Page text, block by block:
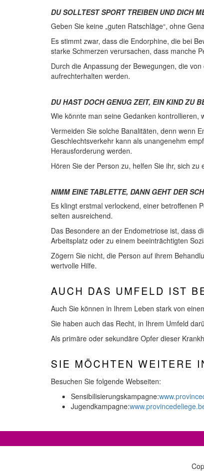
DU SOLLTEST SPORT TREIBEN UND DICH
Geben Sie keine „guten Ratschläge“, ohne
Es stimmt zwar, dass die Endorphine, die bei
starke Schmerzen verursachen, dass manche
Durch die Anpassung der Bewegungen, die
aufrechterhalten werden.
DU HAST DOCH GENUG ZEIT, EIN KIND ZU
Wie könnte man seine Gedanken kontrollieren,
Vermeiden Sie solche Banalitäten, denn wenn
Geschlechtsverkehr kann als unangenehm
Herausforderung werden.
Hören Sie der Person zu, helfen Sie ihr, sich
NIMM EINE TABLETTE, DANN GEHT DER
Es klingt erstmal verlockend, einer betroffenen
selten ausreichend.
Das Besondere an der Endometriose ist, dass
Arbeitsplatz oder zu einem beeinträchtigten
Zögern Sie nicht, die Person auf ihrem
wertvolle Hilfe.
AUCH DAS UMFELD IST
Auch Sie können in Ihrem Leben stark von
Sie haben auch das Recht, in Ihrem Umfeld
Als primäre oder sekundäre Opfer dieser
SIE MÖCHTEN WEITERE
Besuchen Sie folgende Webseiten:
Sensibilisierungskampagne:
Jugendkampagne: